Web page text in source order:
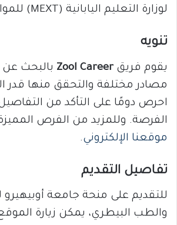
لوزارة التعليم اليابانية (MEXT) للموافقة النهائية.
تنويه
يقوم فريقZool Career بالبحث
مصادر مختلفة والتحقق منها قدر
احرص دومًا على التأكد من
الفرصة. وللمزيد من الفرص
موقعنا الإلكتروني.
تفاصيل التقديم
للتقديم على منحة جامعة أوبيهيرو
والطب البيطري، يمكن زيارة